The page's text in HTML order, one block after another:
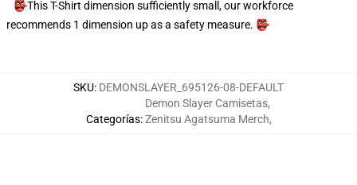
👺This T-Shirt dimension sufficiently small, our workforce
recommends 1 dimension up as a safety measure. 👺
SKU: DEMONSLAYER_695126-08-DEFAULT
Categorías:
Demon Slayer Camisetas,
Zenitsu Agatsuma Merch,